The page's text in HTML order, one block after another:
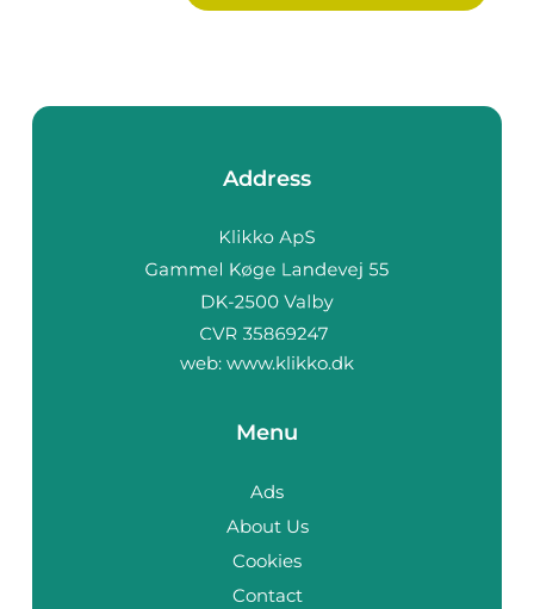
Address
web: www.klikko.dk
Menu
Ads
About Us
Cookies
Contact
På vores website bruges cookies til at huske dine
indstillinger, statistik og personalisering af indhold og